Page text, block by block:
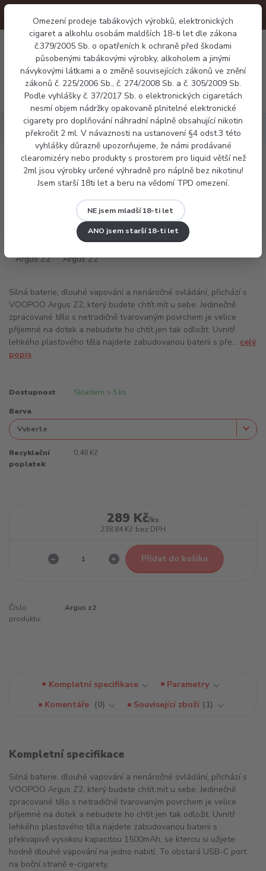
Omezení prodeje tabákových výrobků, elektronických
cigaret a alkohlu osobám maldších 18-ti let dle zákona
č.379/2005 Sb. o opatřeních k ochraně před škodami
působenými tabákovými výrobky, alkoholem a jinými
návykovými látkami a o změně souvisejících zákonů ve znění
zákonů č. 225/2006 Sb., č. 274/2008 Sb. a č. 305/2009 Sb.
Podle vyhlášky č. 37/2017 Sb. o elektronických cigaretách
nesmí objem nádržky opakovaně plnitelné elektronické
cigarety pro doplňování náhradní náplně obsahující nikotin
překročit 2 ml. V návaznosti na ustanovení §4 odst.3 této
vyhlášky důrazně upozorňujeme, že námi prodávané
clearomizéry nebo produkty s prostorem pro liquid větší než
2ml jsou výrobky určené výhradně pro náplně bez nikotinu!
Jsem starší 18ti let a beru na vědomí TPD omezení.
NE jsem mladší 18-ti let
ANO jsem starší 18-ti let
Menu
0 Kč
Elektronické cigarety Voopoo Argus Z2
Voopoo Argus Z2
Silná baterie, dlouhé vapování a nenáročné ovládání, přichází s
VOOPOO Argus Z2, který budete chtít mít u sebe. Jedinečně
zpracované tělo s netradičně tvarovaným povrchem je velice
příjemné na dotek a nebudete ho chtít jen tak odložit. Uvnitř
lehkého plastového těla najdete zabudovanou baterii s pře... celý
popis
Dostupnost Skladem > 5 ks
Barva
Recyklační
poplatek
0,48 Kč
289 Kč/ks
238,84 Kč bez DPH
Přidat do košíku
Číslo
produktu:
Argus z2
Kompletní specifikace
Parametry
Komentáře
0 Související zboží 1
Kompletní specifikace
Silná baterie, dlouhé vapování a nenáročné ovládání, přichází s
VOOPOO Argus Z2, který budete chtít mít u sebe. Jedinečně
zpracované tělo s netradičně tvarovaným povrchem je velice
příjemné na dotek a nebudete ho chtít jen tak odložit. Uvnitř
lehkého plastového těla najdete zabudovanou baterii s
překvapivě vysokou kapacitou 1500mAh, se kterou si užijete
hodně dlouhé vapování na jedno nabití. To obstará USB-C port
na boční straně e-cigarety.